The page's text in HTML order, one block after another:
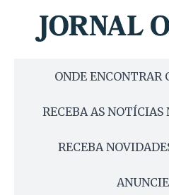
ONDE ENCONTRAR
RECEBA AS NOTÍCIAS
RECEBA